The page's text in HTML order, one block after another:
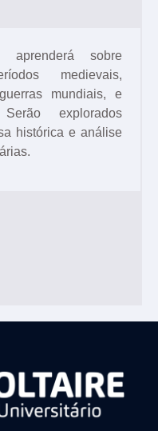
sobre
medievais,
mundiais, e
explorados
histórica e análise